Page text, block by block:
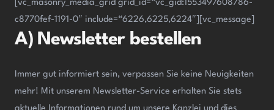
[vc_masonry_media_grid grid_id=“vc_gid:1553497608786-
c8770fef-1191-0″ include=“6226,6225,6224″][vc_message]
A) Newsletter bestellen
Immer gut informiert sein, verpassen Sie keine Neuigkeiten
mehr! Mit unserem Newsletter-Service erhalten Sie stets